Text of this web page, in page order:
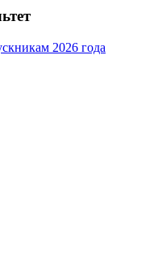
2026 года